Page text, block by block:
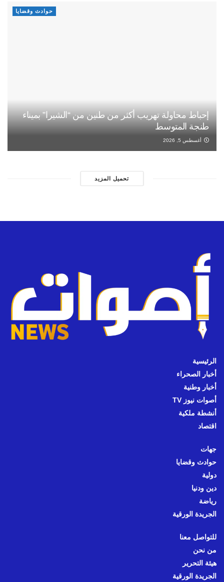
حوادث وقضايا
إحباط محاولة تهريب أكثر من طنين من “الشيرا” بميناء
طنجة المتوسط
أغسطس 5, 2026
تحميل المزيد
الرئيسية
أخبار الصحراء
أخبار وطنية
أصوات نيوز TV
أنشطة ملكية
اقتصاد
جهات
حوادث وقضايا
دولية
دين ودنيا
رياضة
الجريدة الورقية
للتواصل معنا
من نحن
هيئة التحرير
الجريدة الورقية